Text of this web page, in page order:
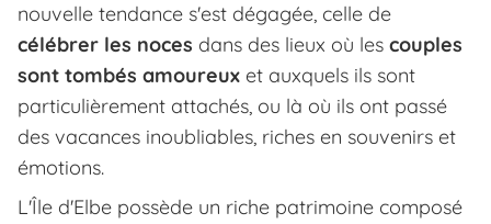
nouvelle tendance s'est dégagée, celle de
célébrer les noces dans des lieux où les couples
sont tombés amoureux et auxquels ils sont
particulièrement attachés, ou là où ils ont passé
des vacances inoubliables, riches en souvenirs et
émotions.
L'Île d'Elbe possède un riche patrimoine composé